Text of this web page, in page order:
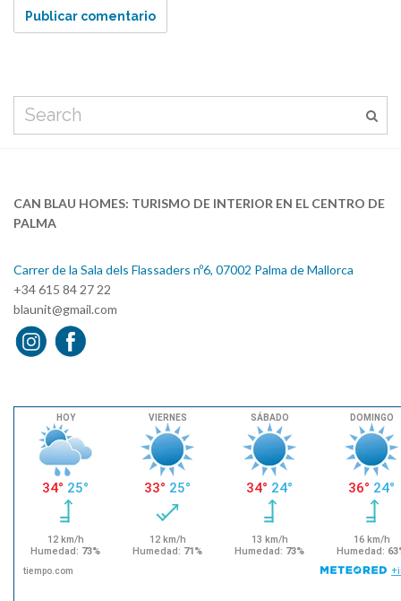
CAN BLAU HOMES: TURISMO DE INTERIOR EN EL CENTRO DE
PALMA
Carrer de la Sala dels Flassaders nº6, 07002 Palma de Mallorca
+34 615 84 27 22
blaunit@gmail.com